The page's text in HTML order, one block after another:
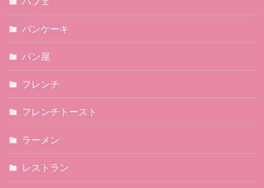
パンケーキ
パン屋
フレンチ
フレンチトースト
ラーメン
レストラン